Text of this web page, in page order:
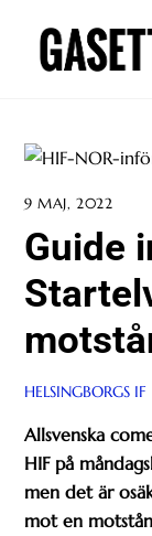
content
9 MAJ, 2022
Guide
HELSINGBORGS IF
Allsvenska
HIF på
men det är
mot en